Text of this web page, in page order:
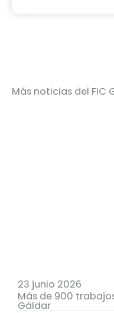
Más noticias del FIC
23 junio 2026
Más de 900
Gáldar